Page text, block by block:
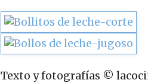
Texto y fotografías ©